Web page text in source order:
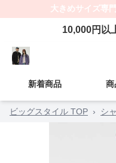
大きめサイズ専
10,000円以
新着商品 商
ビッグスタイル TOP › シ